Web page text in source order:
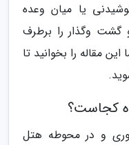
یا میان وعده
گشت وگذار را برطرف
مقاله را بخوانید تا
کجاست؟
و در محوطه هتل